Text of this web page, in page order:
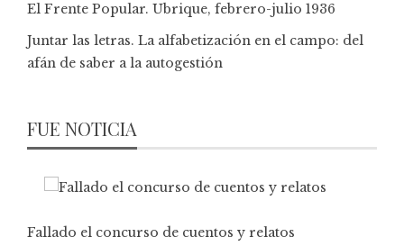
El Frente Popular. Ubrique, febrero-julio 1936
Juntar las letras. La alfabetización en el campo: del
afán de saber a la autogestión
FUE NOTICIA
Fallado el concurso de cuentos y relatos